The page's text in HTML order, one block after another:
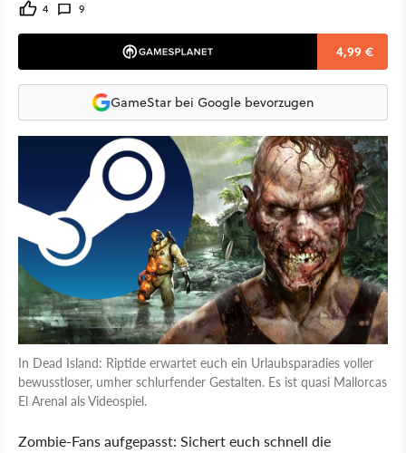
4 9
4,99 €
GameStar bei Google bevorzugen
In Dead Island: Riptide erwartet euch ein Urlaubsparadies voller
bewusstloser, umher schlurfender Gestalten. Es ist quasi Mallorcas
El Arenal als Videospiel.
Zombie-Fans aufgepasst: Sichert euch schnell die